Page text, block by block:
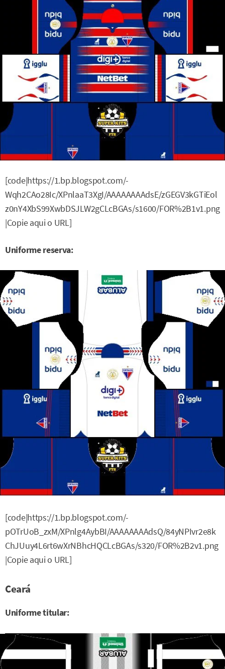
[code|https://1.bp.blogspot.com/-
Wqh2CAo28Ic/XPnlaaT3XgI/AAAAAAAAdsE/zGEGV3kGTiEol
z0nY4XbS99XwbDSJLW2gCLcBGAs/s1600/FOR%2B1v1.png
|Copie aqui o URL]
Uniforme reserva:
[code|https://1.bp.blogspot.com/-
pOTrUoB_zxM/XPnlg4AybBI/AAAAAAAAdsQ/84yNPIvr2e8k
ChJUuy4L6rt6wXrNBhcHQCLcBGAs/s320/FOR%2B2v1.png
|Copie aqui o URL]
Ceará
Uniforme titular: